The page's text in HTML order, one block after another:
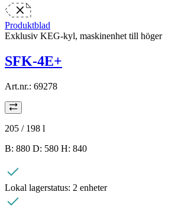
Produktblad
Exklusiv KEG-kyl, maskinenhet till höger
SFK-4E+
Art.nr.: 69278
205 / 198 l
B: 880 D: 580 H: 840
Lokal lagerstatus: 2 enheter